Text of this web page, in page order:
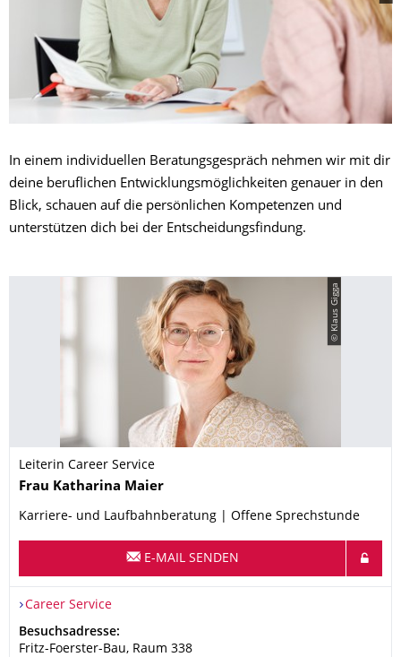
In einem individuellen Beratungsgespräch nehmen wir mit dir
deine beruflichen Entwicklungsmöglichkeiten genauer in den
Blick, schauen auf die persönlichen Kompetenzen und
unterstützen dich bei der Entscheidungsfindung.
© Klaus Gigga
Leiterin Career Service
Name
Frau Katharina Maier
Karriere- und Laufbahnberatung | Offene Sprechstunde
E-MAIL SENDEN
Organisationsname
Career Service
Career Service
Adresse
Besuchsadresse:
Fritz-Foerster-Bau, Raum 338